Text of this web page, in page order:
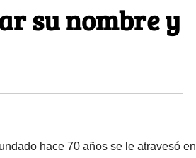
su nombre y
hace 70 años se le atravesó en